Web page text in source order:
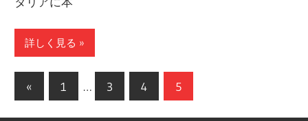
詳しく見る
投
« 1 … 3 4 5